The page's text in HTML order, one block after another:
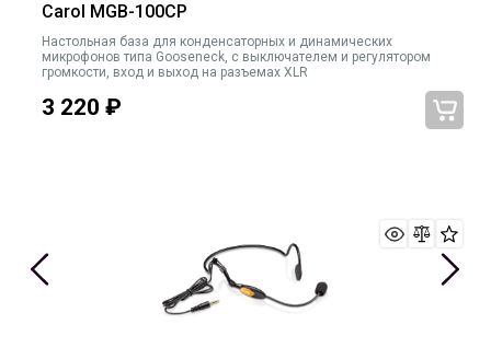
Carol MGB-100CP
Настольная база для конденсаторных и динамических
микрофонов типа Gooseneck, c выключателем и регулятором
громкости, вход и выход на разъемах XLR
3 220 ₽